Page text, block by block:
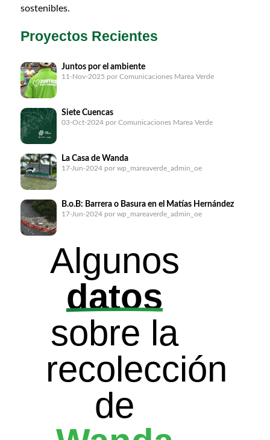
sostenibles.
Proyectos Recientes
Juntos por el ambiente
11-Nov-2025 por Comunicaciones Marea Verde
Siete Cuencas
03-Oct-2024por Comunicaciones Marea Verde
La Casa de Wanda
17-Jun-2024por wp_mareaverde_admin_oe
B.o.B: Barrera o Basura en el Matías Hernández
17-Jun-2024por wp_mareaverde_admin_oe
Recicletas
17-Jun-2024 por wp_mareaverde_admin_oe
Algunos
datos
sobre la
recolección
de